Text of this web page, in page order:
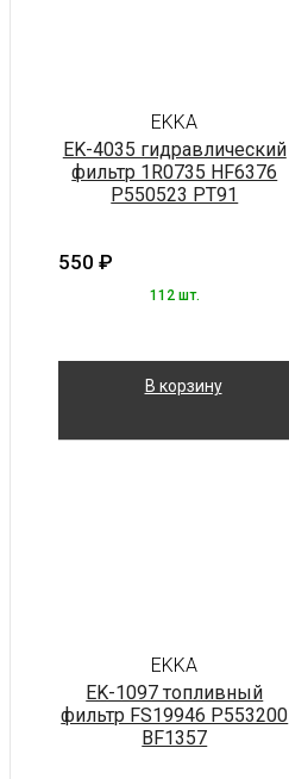
EKKA
EK-4035 гидравлический
фильтр 1R0735 HF6376
P550523 PT91
550 ₽
112 шт.
В корзину
EKKA
EK-1097 топливный
фильтр FS19946 P553200
BF1357